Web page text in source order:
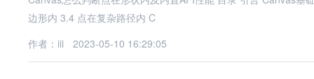
边形内 3.4 点在复杂路径内 C
作者：iii
2023-05-10 16:29:05